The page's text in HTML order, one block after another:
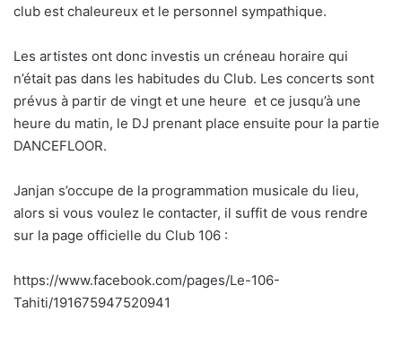
club est chaleureux et le personnel sympathique.
Les artistes ont donc investis un créneau horaire qui
n’était pas dans les habitudes du Club. Les concerts sont
prévus à partir de vingt et une heure et ce jusqu’à une
heure du matin, le DJ prenant place ensuite pour la partie
DANCEFLOOR.
Janjan s’occupe de la programmation musicale du lieu,
alors si vous voulez le contacter, il suffit de vous rendre
sur la page officielle du Club 106 :
https://www.facebook.com/pages/Le-106-
Tahiti/191675947520941